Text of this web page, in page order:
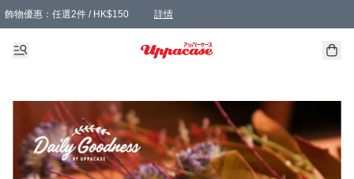
飾物優惠：任選2件 / HK$150 詳情
髮飾優惠：任選2件 / HK$100 詳情
精選襪子優惠：任選3對 / HK$115 詳情
滿額免運：本地訂單滿港幣350元可享免運費優惠